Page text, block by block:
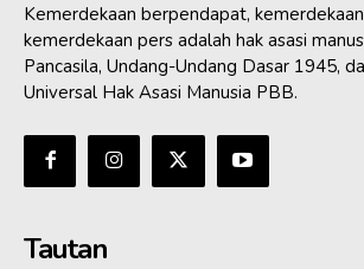
Kemerdekaan berpendapat,
kemerdekaan pers adalah hak asasi
Pancasila, Undang-Undang Dasar 1945,
Universal Hak Asasi Manusia PBB.
Tautan